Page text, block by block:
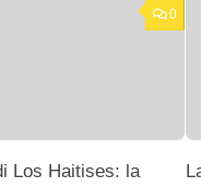
0
Los Haitises: la